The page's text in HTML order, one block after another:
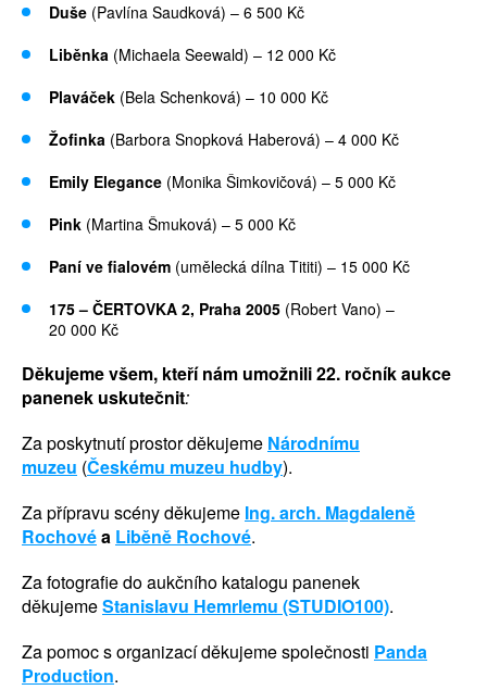
Duše (Pavlína Saudková) – 6 500 Kč
Liběnka (Michaela Seewald) – 12 000 Kč
Plaváček (Bela Schenková) – 10 000 Kč
Žofinka (Barbora Snopková Haberová) – 4 000 Kč
Emily Elegance (Monika Šimkovičová) – 5 000 Kč
Pink (Martina Šmuková) – 5 000 Kč
Paní ve fialovém (umělecká dílna Tititi) – 15 000 Kč
175 – ČERTOVKA 2, Praha 2005 (Robert Vano) –
20 000 Kč
Děkujeme všem, kteří nám umožnili 22. ročník aukce
panenek uskutečnit:
Za poskytnutí prostor děkujeme Národnímu
muzeu (Českému muzeu hudby).
Za přípravu scény děkujeme Ing. arch. Magdaleně
Rochovéa Liběně Rochové.
Za fotografie do aukčního katalogu panenek
děkujemeStanislavu Hemrlemu (STUDIO100).
Za pomoc s organizací děkujeme společnosti Panda
Production.